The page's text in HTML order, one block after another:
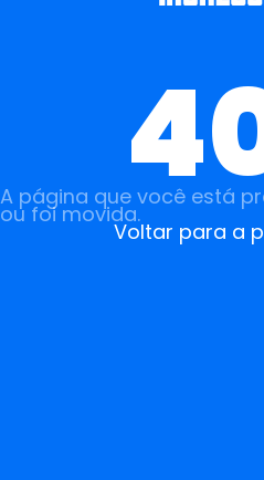
A página que você está
ou foi movida.
Voltar para a